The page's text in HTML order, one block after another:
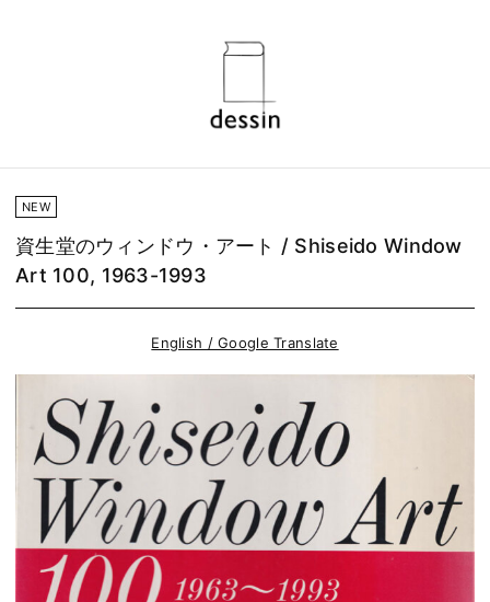
NEW
資生堂のウィンドウ・アート / Shiseido Window
Art 100, 1963-1993
English / Google Translate